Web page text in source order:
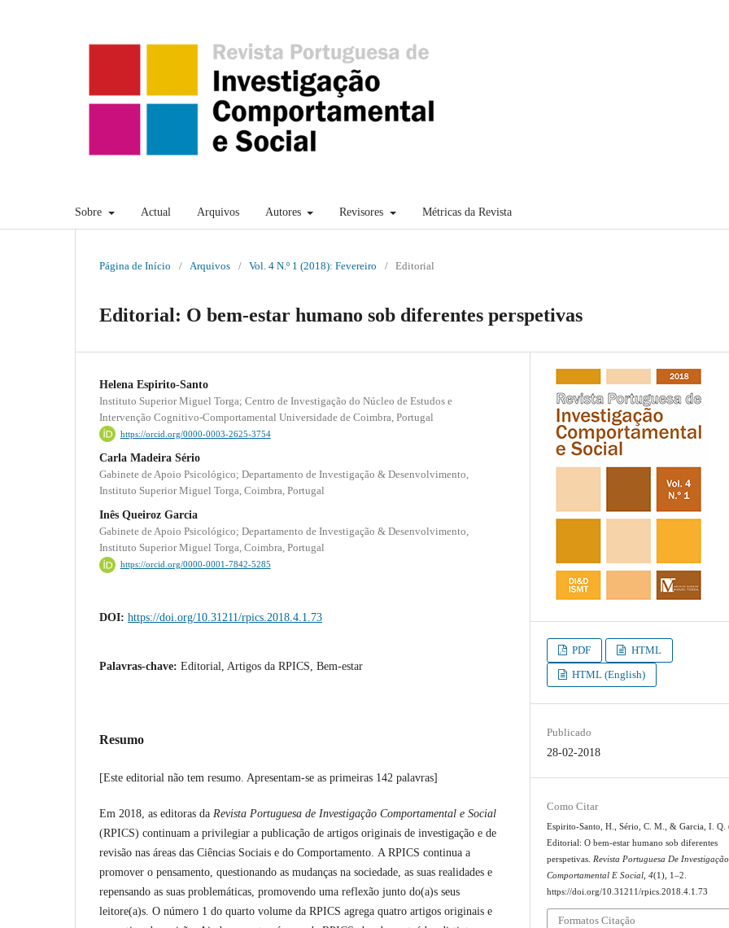
Sobre Actual Arquivos Autores Revisores Métricas da Revista
Página de Início / Arquivos / Vol. 4 N.º 1 (2018): Fevereiro / Editorial
Editorial: O bem-estar humano sob diferentes perspetivas
Helena Espirito-Santo
Instituto Superior Miguel Torga; Centro de Investigação do Núcleo de Estudos e
Intervenção Cognitivo-Comportamental Universidade de Coimbra, Portugal
https://orcid.org/0000-0003-2625-3754
Carla Madeira Sério
Gabinete de Apoio Psicológico; Departamento de Investigação & Desenvolvimento,
Instituto Superior Miguel Torga, Coimbra, Portugal
Inês Queiroz Garcia
Gabinete de Apoio Psicológico; Departamento de Investigação & Desenvolvimento,
Instituto Superior Miguel Torga, Coimbra, Portugal
https://orcid.org/0000-0001-7842-5285
DOI: https://doi.org/10.31211/rpics.2018.4.1.73
Palavras-chave: Editorial, Artigos da RPICS, Bem-estar
Resumo
[Este editorial não tem resumo. Apresentam-se as primeiras 142 palavras]
Em 2018, as editoras da Revista Portuguesa de Investigação Comportamental e Social
(RPICS) continuam a privilegiar a publicação de artigos originais de investigação e de
revisão nas áreas das Ciências Sociais e do Comportamento. A RPICS continua a
promover o pensamento, questionando as mudanças na sociedade, as suas realidades e
repensando as suas problemáticas, promovendo uma reflexão junto do(a)s seus
leitore(a)s. O número 1 do quarto volume da RPICS agrega quatro artigos originais e
PDF
HTML
HTML (English)
Publicado
28-02-2018
Como Citar
Espirito-Santo, H., Sério, C. M., & Garcia, I. Q.
Editorial: O bem-estar humano sob diferentes
perspetivas. Revista Portuguesa De Investigação
Comportamental E Social ,4(1), 1–2.
https://doi.org/10.31211/rpics.2018.4.1.73
Formatos Citação